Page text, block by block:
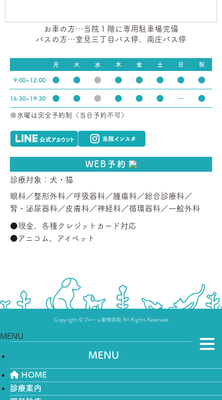
お車の方…当院１階に専用駐車場完備
バスの方…室見三丁目バス停、南庄バス停
月 火 水 木 金 土 日 祝
9:00~12:00 ● ● ● ● ● ● ● ●
16:30~19:30 ● ● ● ● ● ● ー ●
●水曜は完全予約制（当日予約不可）
WEB予約
診療対象：犬・猫
眼科／整形外科／呼吸器科／腫瘍科／総合診療科／
腎・泌尿器科／皮膚科／神経科／循環器科／一般外科
●現金、各種クレジットカード対応
●アニコム、アイペット
Copyright ©ブルーム動物病院 All Rights Reserved.
MENU
MENU
HOME
診療案内